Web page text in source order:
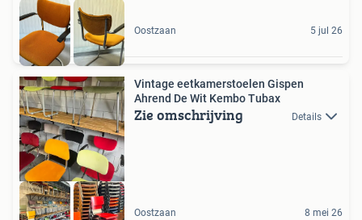
Oostzaan 5 jul 26
Vintage eetkamerstoelen Gispen
Ahrend De Wit Kembo Tubax
Zie omschrijving Details
Oostzaan 8 mei 26